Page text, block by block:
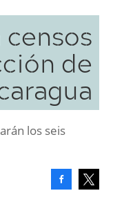
de
los seis